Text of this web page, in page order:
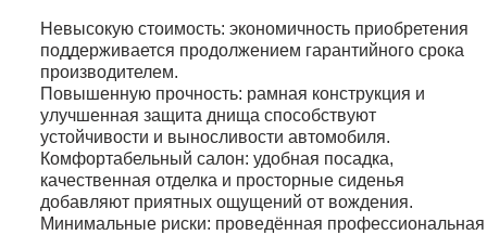
Невысокую стоимость: экономичность приобретения
поддерживается продолжением гарантийного срока
производителем.
Повышенную прочность: рамная конструкция и
улучшенная защита днища способствуют
устойчивости и выносливости автомобиля.
Комфортабельный салон: удобная посадка,
качественная отделка и просторные сиденья
добавляют приятных ощущений от вождения.
Минимальные риски: проведённая профессиональная